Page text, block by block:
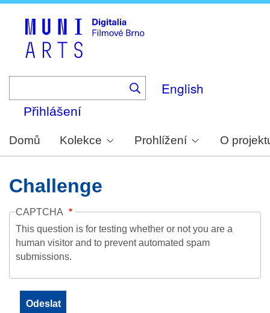
English
Přihlášení
Domů Kolekce Prohlížení O
Challenge
CAPTCHA
This question is for testing whether or not you are a
human visitor and to prevent automated spam
submissions.